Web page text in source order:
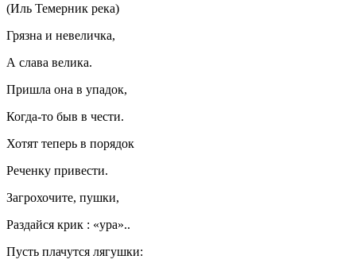
(Иль Темерник река)
Грязна и невеличка,
А слава велика.
Пришла она в упадок,
Когда-то быв в чести.
Хотят теперь в порядок
Реченку привести.
Загрохочите, пушки,
Раздайся крик : «ура»..
Пусть плачутся лягушки: